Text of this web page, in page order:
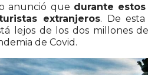
anunció que durante
extranjeros. De esta
lejos de los dos millones
de Covid.